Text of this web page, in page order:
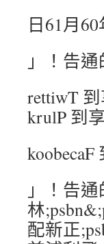
日61月
」！告
rettiwT
krulP 到
koobecaF
」！告
林
配新正